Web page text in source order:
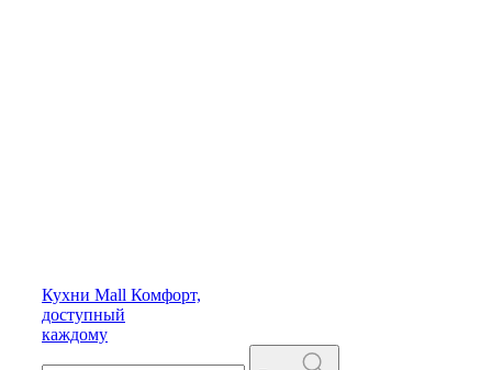
Кухни Mall Комфорт,
доступный
каждому